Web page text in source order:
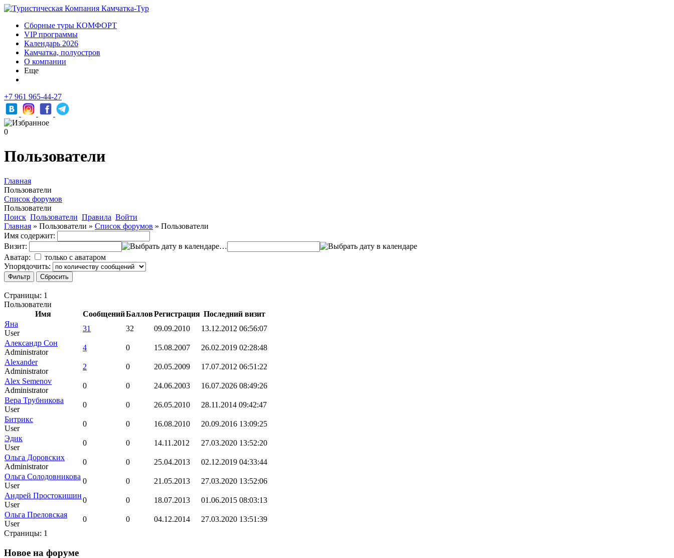
Сборные туры КОМФОРТ
VIP программы
Календарь 2026
Камчатка, полуостров
О компании
Еще
+7 961 965-44-27
0
Пользователи
Главная
Пользователи
Список форумов
Пользователи
Поиск Пользователи Правила Войти
Главная » Пользователи » Список форумов » Пользователи
Имя содержит:
Визит:
…
Аватар:
только с аватаром
Упорядочить:
Страницы: 1
Пользователи
Имя
СообщенийБалловРегистрация Последний визит
Яна
User
31 32 09.09.2010
13.12.2012 06:56:07
Александр Сон
Administrator
4 0 15.08.2007
26.02.2019 02:28:48
Alexander
Administrator
2 0 20.05.2009
17.07.2012 06:51:22
Alex Semenov
Administrator
0 0 24.06.2003
16.07.2026 08:49:26
Вера Трубникова
User
0 0 26.05.2010
28.11.2014 09:42:47
Битрикс
User
0 0 16.08.2010
20.09.2016 13:09:25
Эдик
User
0 0 14.11.2012
27.03.2020 13:52:20
Ольга Доровских
Administrator
0 0 25.04.2013
02.12.2019 04:33:44
Ольга Солодовникова
User
0 0 21.05.2013
27.03.2020 13:52:06
Андрей Простокишин
User
0 0 18.07.2013
01.06.2015 08:03:13
Ольга Преловская
User
0 0 04.12.2014
27.03.2020 13:51:39
Страницы: 1
Новое на форуме